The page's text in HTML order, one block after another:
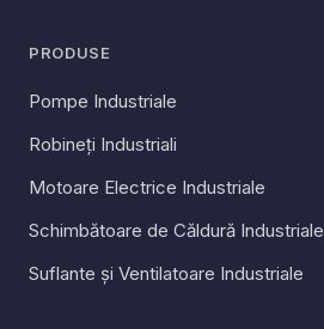
PRODUSE
Pompe Industriale
Robineți Industriali
Motoare Electrice Industriale
Schimbătoare de Căldură Industriale
Suflante și Ventilatoare Industriale